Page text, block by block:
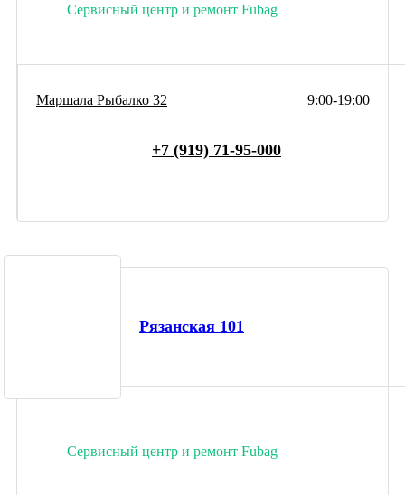
Сервисный центр и ремонт Fubag
9:00-19:00
Маршала Рыбалко 32
+7 (919) 71-95-000
Рязанская 101
Сервисный центр и ремонт Fubag